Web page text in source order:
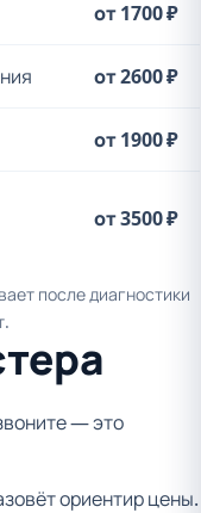
от 1700 ₽
от 2600 ₽
от 1900 ₽
от 3500 ₽
после диагностики
— это
ориентир цены.